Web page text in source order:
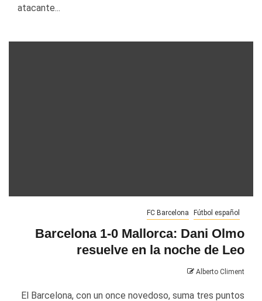
atacante...
FC Barcelona Fútbol español
Barcelona 1-0 Mallorca: Dani Olmo
resuelve en la noche de Leo
Alberto Climent
El Barcelona, con un once novedoso, suma tres puntos